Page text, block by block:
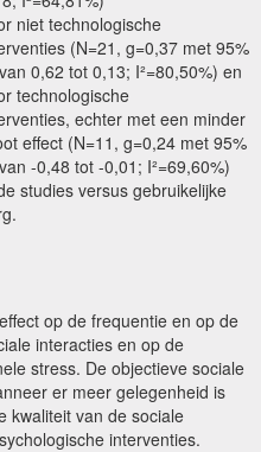
niet technologische
(N=21, g=0,37 met 95%
0,62 tot 0,13; I²=80,50%) en
technologische
echter met een minder
effect (N=11, g=0,24 met 95%
-0,48 tot -0,01; I²=69,60%)
studies versus gebruikelijke
op de frequentie en op de
interacties en op de
stress. De objectieve sociale
er meer gelegenheid is
kwaliteit van de sociale
interventies.